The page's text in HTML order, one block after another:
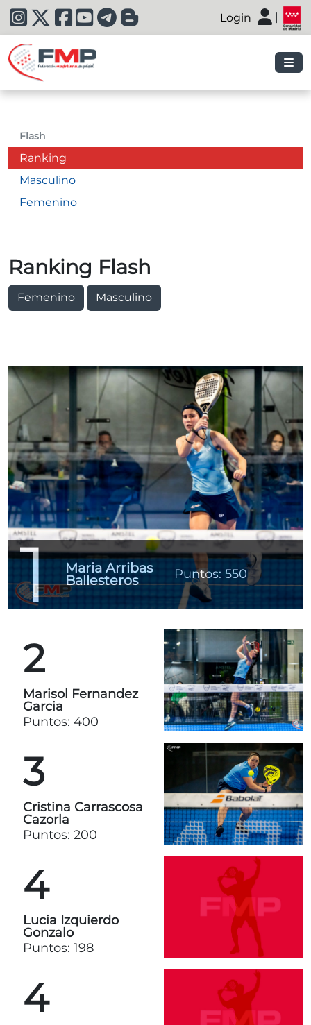
|
Login |
Flash
Ranking
Masculino
Femenino
Ranking Flash
Femenino Masculino
1 Maria Arribas
Ballesteros Puntos: 550
2
Marisol Fernandez
Garcia
Puntos: 400
3
Cristina Carrascosa
Cazorla
Puntos: 200
4
Lucia Izquierdo
Gonzalo
Puntos: 198
4